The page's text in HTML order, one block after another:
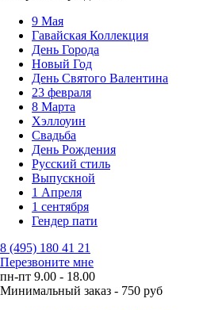
9 Мая
Гавайская Коллекция
День Города
Новый Год
День Святого Валентина
23 февраля
8 Марта
Хэллоуин
Свадьба
День Рождения
Русский стиль
Выпускной
1 Апреля
1 сентября
Гендер пати
8 (495) 180 41 21
Перезвоните мне
пн-пт 9.00 - 18.00
Минимальный заказ - 750 руб